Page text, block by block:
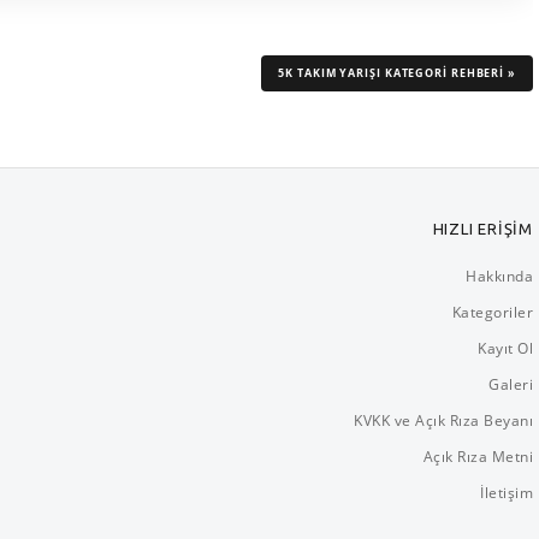
5K TAKIM YARIŞI KATEGORİ REHBERİ »
HIZLI ERİŞİM
Hakkında
Kategoriler
Kayıt Ol
Galeri
KVKK ve Açık Rıza Beyanı
Açık Rıza Metni
İletişim